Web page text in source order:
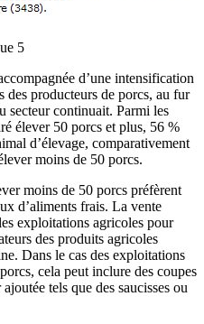
5
d’une intensification
des producteurs de porcs, au fur
secteur continuait. Parmi les
élever 50 porcs et plus, 56 %
d’élevage, comparativement
moins de 50 porcs.
moins de 50 porcs préfèrent
d’aliments frais. La vente
exploitations agricoles pour
des produits agricoles
Dans le cas des exploitations
cela peut inclure des coupes
tels que des saucisses ou